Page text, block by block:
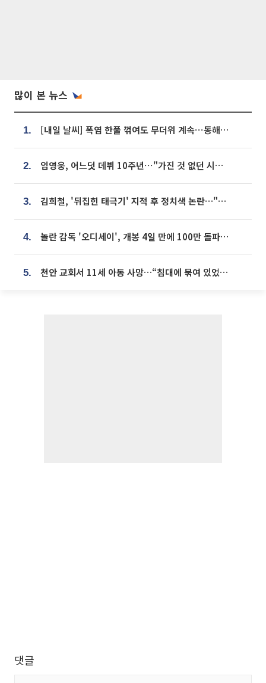
많이 본 뉴스
1. [내일 날씨] 폭염 한풀 꺾여도 무더위 계속⋯동해안 이틀 연속 비
2. 임영웅, 어느덧 데뷔 10주년⋯"가진 것 없던 시절, 내 앞엔 20명의 팬뿐"
3. 김희철, '뒤집힌 태극기' 지적 후 정치색 논란…"좌우 떠나 우리나라 국기"
4. 놀란 감독 '오디세이', 개봉 4일 만에 100만 돌파⋯'왕사남' 보다 빠르다
5. 천안 교회서 11세 아동 사망…“침대에 묶여 있었다” 진술 확보
댓글